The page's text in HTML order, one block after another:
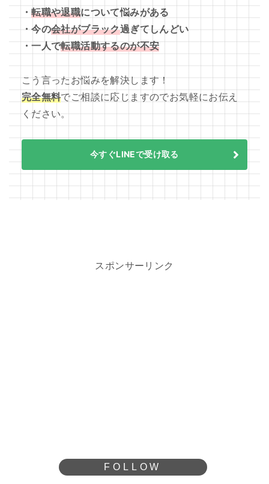
・転職や退職について悩みがある
・今の会社がブラック過ぎてしんどい
・一人で転職活動するのが不安
こう言ったお悩みを解決します！
完全無料でご相談に応じますのでお気軽にお伝え
ください。
今すぐLINEで受け取る
スポンサーリンク